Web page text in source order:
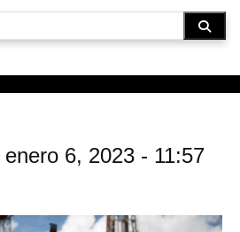
6, 2023 - 11:57